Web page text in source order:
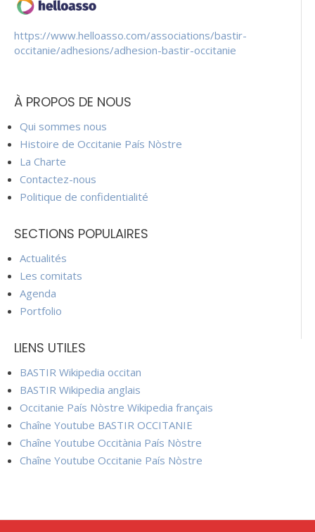
https://www.helloasso.com/associations/bastir-
occitanie/adhesions/adhesion-bastir-occitanie
À PROPOS DE NOUS
Qui sommes nous
Histoire de Occitanie País Nòstre
La Charte
Contactez-nous
Politique de confidentialité
SECTIONS POPULAIRES
Actualités
Les comitats
Agenda
Portfolio
LIENS UTILES
BASTIR Wikipedia occitan
BASTIR Wikipedia anglais
Occitanie País Nòstre Wikipedia français
Chaîne Youtube BASTIR OCCITANIE
Chaîne Youtube Occitània País Nòstre
Chaîne Youtube Occitanie País Nòstre